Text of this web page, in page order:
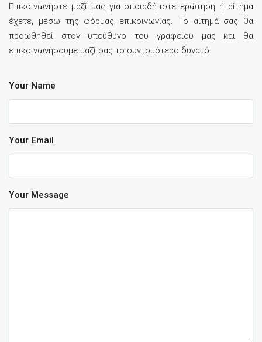
Επικοινωνήστε μαζί μας για οποιαδήποτε ερώτηση ή αίτημα
έχετε, μέσω της φόρμας επικοινωνίας. Το αίτημά σας θα
προωθηθεί στον υπεύθυνο του γραφείου μας και θα
επικοινωνήσουμε μαζί σας το συντομότερο δυνατό.
Your Name
Your Email
Your Message